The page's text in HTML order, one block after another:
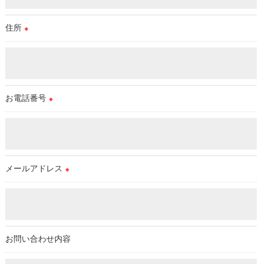
住所 ※
お電話番号 ※
メールアドレス ※
お問い合わせ内容